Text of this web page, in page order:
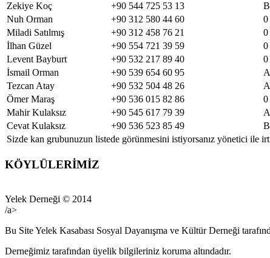
Sizde kan grubunuzun listede görünmesini istiyorsanız yönetici ile
Zekiye Koç
+90 544 725 53 13
Nuh Orman
+90 312 580 44 60
Miladi Satılmış
+90 312 458 76 21
İlhan Güzel
+90 554 721 39 59
Levent Bayburt
+90 532 217 89 40
İsmail Orman
+90 539 654 60 95
Tezcan Atay
+90 532 504 48 26
Ömer Maraş
+90 536 015 82 86
Mahir Kulaksız
+90 545 617 79 39
Cevat Kulaksız
+90 536 523 85 49
KÖYLÜLERİMİZ
Yelek Derneği © 2014
/a>
Bu Site Yelek Kasabası Sosyal Dayanışma ve Kültür Derneği
Derneğimiz tarafından üyelik bilgileriniz koruma altındadır.